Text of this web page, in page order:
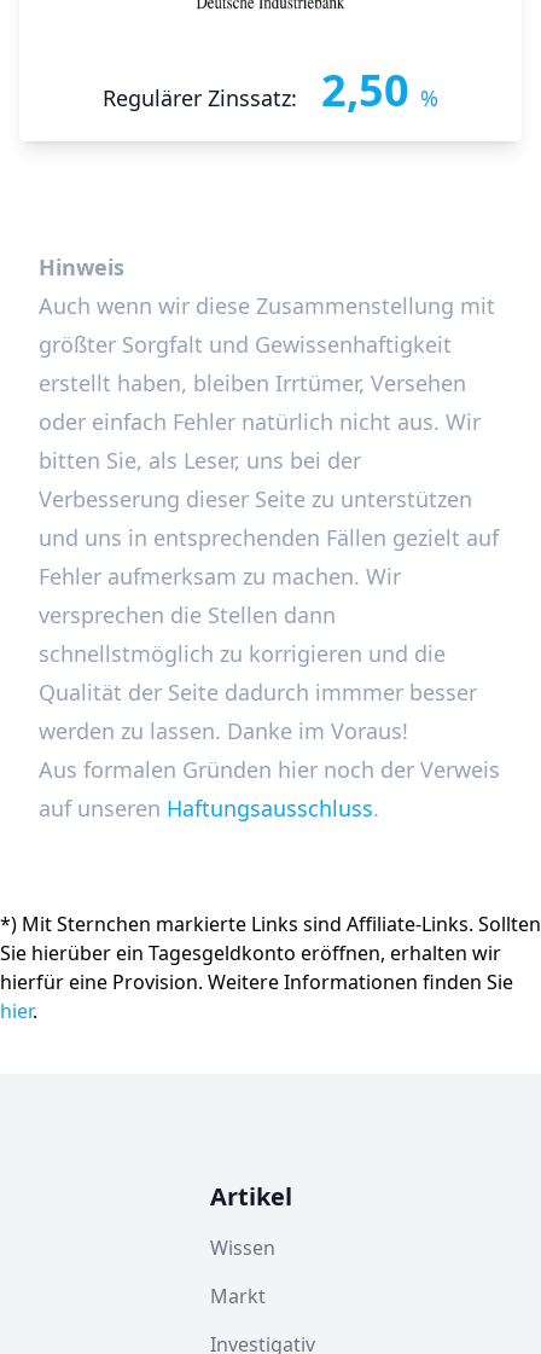
Regulärer Zinssatz: 2,50 %
Hinweis
Auch wenn wir diese Zusammenstellung mit
größter Sorgfalt und Gewissenhaftigkeit
erstellt haben, bleiben Irrtümer, Versehen
oder einfach Fehler natürlich nicht aus. Wir
bitten Sie, als Leser, uns bei der
Verbesserung dieser Seite zu unterstützen
und uns in entsprechenden Fällen gezielt auf
Fehler aufmerksam zu machen. Wir
versprechen die Stellen dann
schnellstmöglich zu korrigieren und die
Qualität der Seite dadurch immmer besser
werden zu lassen. Danke im Voraus!
Aus formalen Gründen hier noch der Verweis
auf unseren Haftungsausschluss.
*) Mit Sternchen markierte Links sind Affiliate-Links. Sollten
Sie hierüber ein Tagesgeldkonto eröffnen, erhalten wir
hierfür eine Provision. Weitere Informationen finden Sie
hier.
Artikel
Wissen
Markt
Investigativ